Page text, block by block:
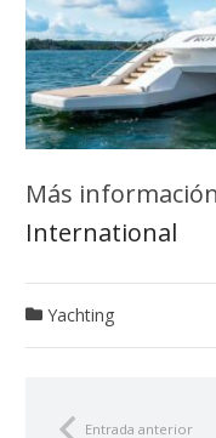
Más
International
Yachting
Entrada anterior